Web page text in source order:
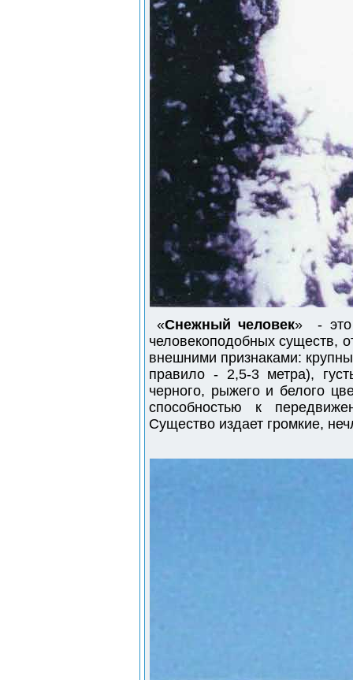
«Снежный человек» - это
человекоподобных существ,
внешними признаками:
правило - 2,5-3 метра),
черного, рыжего и белого
способностью к
Существо издает громкие,